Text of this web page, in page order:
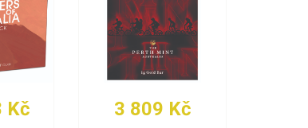
Kč 3 809 Kč